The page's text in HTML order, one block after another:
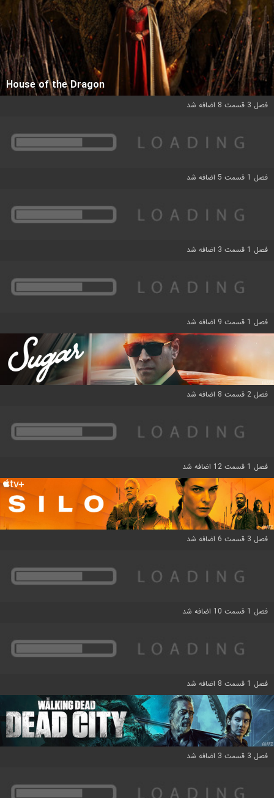
House of the Dragon
فصل 3 قسمت 8 اضافه شد
فصل 1 قسمت 5 اضافه شد
فصل 1 قسمت 3 اضافه شد
فصل 1 قسمت 9 اضافه شد
فصل 2 قسمت 8 اضافه شد
فصل 1 قسمت 12 اضافه شد
فصل 3 قسمت 6 اضافه شد
فصل 1 قسمت 10 اضافه شد
فصل 1 قسمت 8 اضافه شد
فصل 3 قسمت 3 اضافه شد